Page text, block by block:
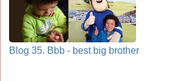
Blog 35. Bbb - best big brother